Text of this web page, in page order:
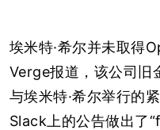
埃米特·希尔并未取得
Verge报道，该公司旧
与埃米特·希尔举行的
Slack上的公告做出了